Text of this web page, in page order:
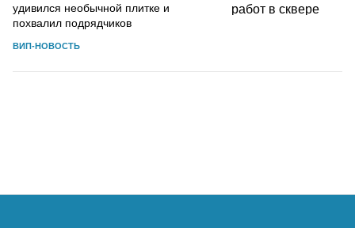
удивился необычной плитке и
похвалил подрядчиков
ВИП-НОВОСТЬ